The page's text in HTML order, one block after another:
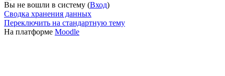
Вы не вошли в систему (Вход)
Сводка хранения данных
Переключить на стандартную тему
На платформе Moodle